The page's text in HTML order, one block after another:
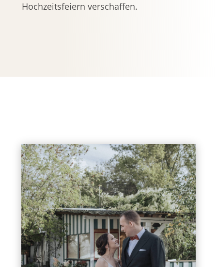
Hochzeitsfeiern verschaffen.